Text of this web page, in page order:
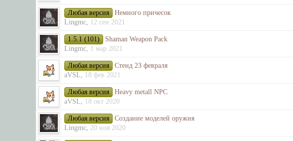
Любая версия
Немного причесок
Lingmc, 12 сен 2021
1.5.1 (101)
Shaman Weapon Pack
Lingmc, 1 мар 2021
Любая версия
Стенд 23 февраля
aVSL, 18 фев 2021
Любая версия
Heavy metall NPC
aVSL, 18 окт 2020
Любая версия
Создание моделей оружия
Lingmc, 20 ноя 2020